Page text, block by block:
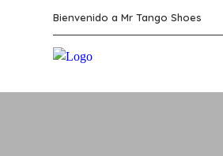
Bienvenido a Mr Tango Shoes